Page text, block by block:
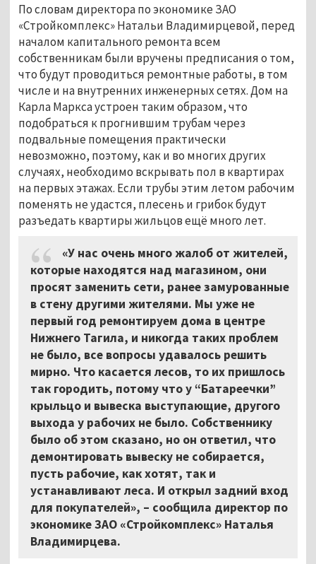
По словам директора по экономике ЗАО
«Стройкомплекс» Натальи Владимирцевой, перед
началом капитального ремонта всем
собственникам были вручены предписания о том,
что будут проводиться ремонтные работы, в том
числе и на внутренних инженерных сетях. Дом на
Карла Маркса устроен таким образом, что
подобраться к прогнившим трубам через
подвальные помещения практически
невозможно, поэтому, как и во многих других
случаях, необходимо вскрывать пол в квартирах
на первых этажах. Если трубы этим летом рабочим
поменять не удастся, плесень и грибок будут
разъедать квартиры жильцов ещё много лет.
«У нас очень много жалоб от жителей,
которые находятся над магазином, они
просят заменить сети, ранее замурованные
в стену другими жителями. Мы уже не
первый год ремонтируем дома в центре
Нижнего Тагила, и никогда таких проблем
не было, все вопросы удавалось решить
мирно. Что касается лесов, то их пришлось
так городить, потому что у “Батареечки”
крыльцо и вывеска выступающие, другого
выхода у рабочих не было. Собственнику
было об этом сказано, но он ответил, что
демонтировать вывеску не собирается,
пусть рабочие, как хотят, так и
устанавливают леса. И открыл задний вход
для покупателей», – сообщила директор по
экономике ЗАО «Стройкомплекс» Наталья
Владимирцева.